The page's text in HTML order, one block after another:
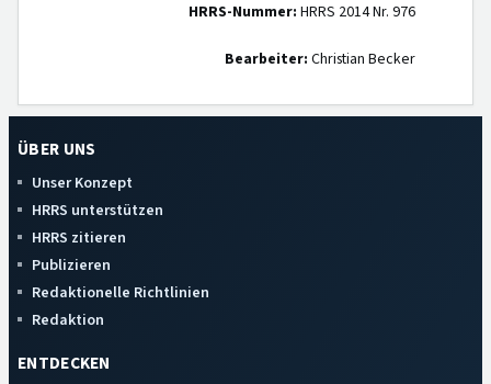
HRRS-Nummer: HRRS 2014 Nr. 976
Bearbeiter: Christian Becker
ÜBER UNS
Unser Konzept
HRRS unterstützen
HRRS zitieren
Publizieren
Redaktionelle Richtlinien
Redaktion
ENTDECKEN